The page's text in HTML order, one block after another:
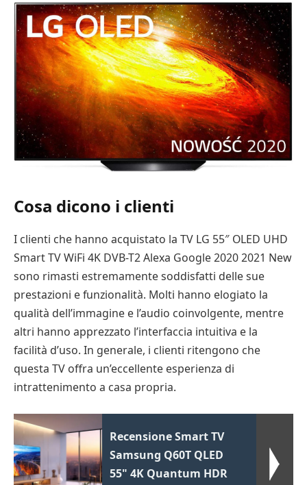
Cosa dicono i clienti
I clienti che hanno acquistato la TV LG 55″ OLED UHD
Smart TV WiFi 4K DVB-T2 Alexa Google 2020 2021 New
sono rimasti estremamente soddisfatti delle sue
prestazioni e funzionalità. Molti hanno elogiato la
qualità dell’immagine e l’audio coinvolgente, mentre
altri hanno apprezzato l’interfaccia intuitiva e la
facilità d’uso. In generale, i clienti ritengono che
questa TV offra un’eccellente esperienza di
intrattenimento a casa propria.
Recensione Smart TV
Samsung Q60T QLED
55" 4K Quantum HDR